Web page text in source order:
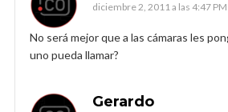
diciembre 2, 2011 a las 4:47 PM
No será mejor que a las cámaras les
uno pueda llamar?
Gerardo